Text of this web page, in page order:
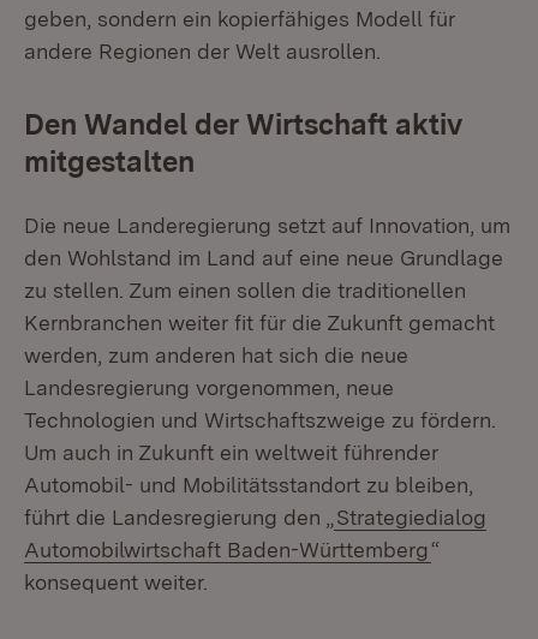
geben, sondern ein kopierfähiges Modell für
andere Regionen der Welt ausrollen.
Den Wandel der Wirtschaft aktiv
mitgestalten
Die neue Landeregierung setzt auf Innovation, um
den Wohlstand im Land auf eine neue Grundlage
zu stellen. Zum einen sollen die traditionellen
Kernbranchen weiter fit für die Zukunft gemacht
werden, zum anderen hat sich die neue
Landesregierung vorgenommen, neue
Technologien und Wirtschaftszweige zu fördern.
Um auch in Zukunft ein weltweit führender
Automobil- und Mobilitätsstandort zu bleiben,
führt die Landesregierung den „
Strategiedialog
Automobilwirtschaft Baden-Württemberg“
konsequent weiter.